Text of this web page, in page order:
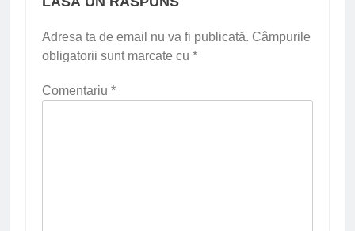
Adresa ta de email nu va fi publicată. Câmpurile
obligatorii sunt marcate cu *
Comentariu *